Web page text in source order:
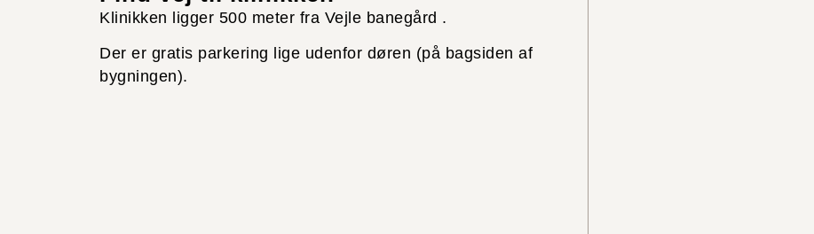
Klinikken ligger 500 meter fra Vejle banegård .
Der er gratis parkering lige udenfor døren (på bagsiden af
bygningen).